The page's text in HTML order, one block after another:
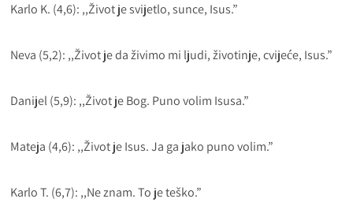
Karlo K. (4,6): ,,Život je svijetlo, sunce, Isus.”
Neva (5,2): ,,Život je da živimo mi ljudi, životinje, cvijeće, Isus.”
Danijel (5,9): ,,Život je Bog. Puno volim Isusa.”
Mateja (4,6): ,,Život je Isus. Ja ga jako puno volim.”
Karlo T. (6,7): ,,Ne znam. To je teško.”